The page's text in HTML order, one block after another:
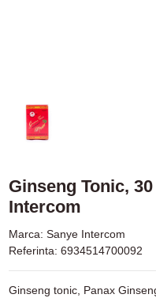
Ginseng Tonic,
Intercom
Marca: Sanye Intercom
Referinta: 6934514700092
Ginseng tonic, Panax